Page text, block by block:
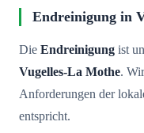
Endreinigung in
Die Endreinigung ist
Vugelles-La Mothe.
Anforderungen der
entspricht.